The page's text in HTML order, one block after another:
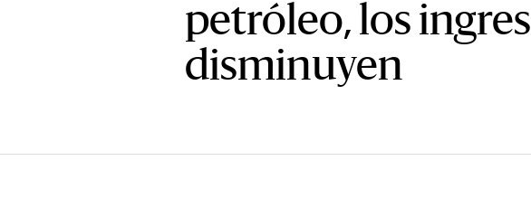
petróleo, los
disminuyen